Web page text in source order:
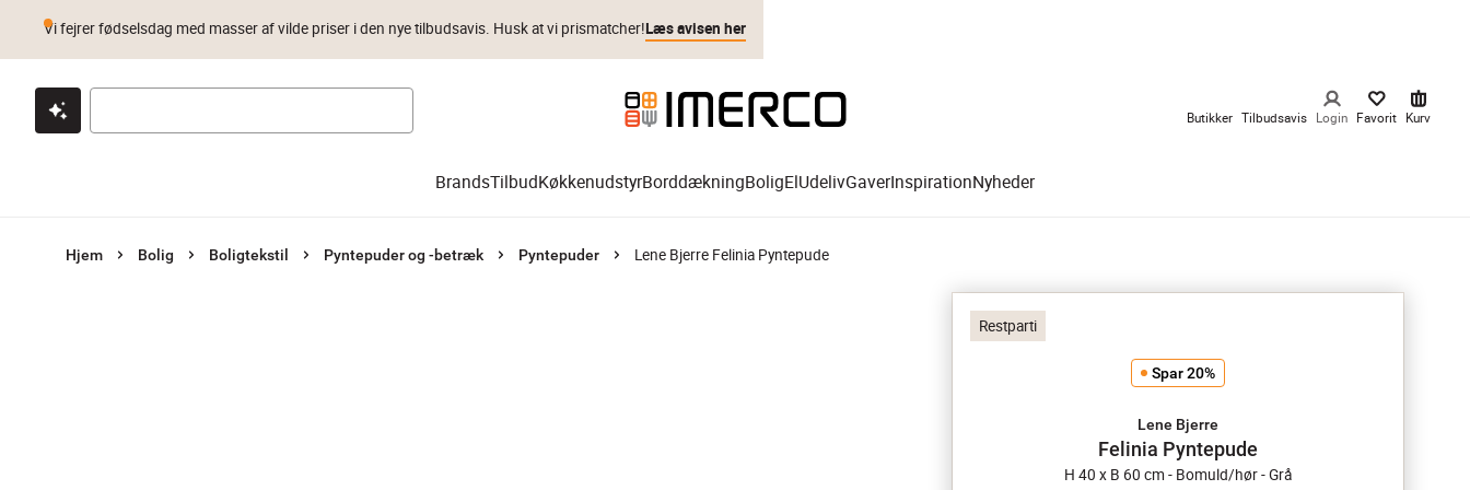
Klik & hent Byt i 1 år Prismatch
Vi fejrer fødselsdag med masser af vilde priser i den nye tilbudsavis. Husk at vi prismatcher!Læs avisen her
Butikker Tilbudsavis Login Favorit Kurv
BrandsTilbudKøkkenudstyrBorddækningBoligElUdelivGaverInspirationNyheder
Hjem Bolig Boligtekstil Pyntepuder og -betræk Pyntepuder Lene Bjerre Felinia Pyntepude
Restparti
Spar 20%
Lene Bjerre
Felinia Pyntepude
H 40 x B 60 cm - Bomuld/hør - Grå